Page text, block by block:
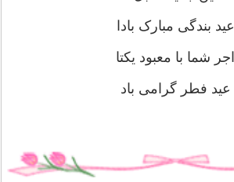
عید بندگی مبارک بادا
اجر شما با معبود یکتا
عید فطر گرامی باد